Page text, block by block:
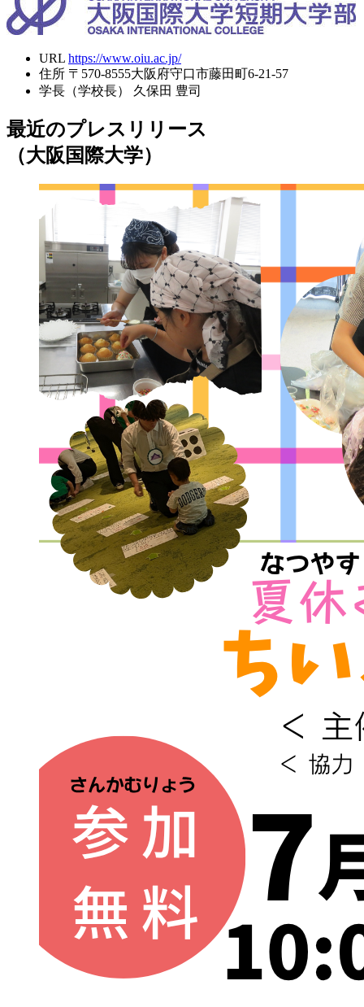
URL https://www.oiu.ac.jp/
住所 〒570-8555大阪府守口市藤田町6-21-57
学長（学校長）
久保田 豊司
最近のプレスリリース
（大阪国際大学）